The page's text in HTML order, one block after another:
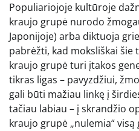
Populiariojoje kultūroje
kraujo grupė nurodo
Japonijoje) arba diktuoja
pabrėžti, kad moksliškai
kraujo grupė turi įtakos
tikras ligas – pavyzdžiui,
gali būti mažiau linkę į
tačiau labiau – į skrandžio
kraujo grupė „nulemia“ visą